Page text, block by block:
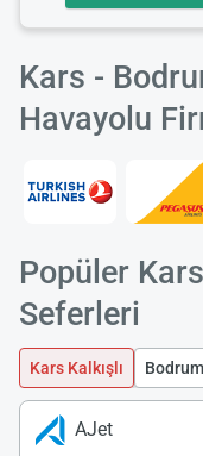
Kars -
Havayolu
Popüler
Seferleri
Kars Kalkışlı
AJet